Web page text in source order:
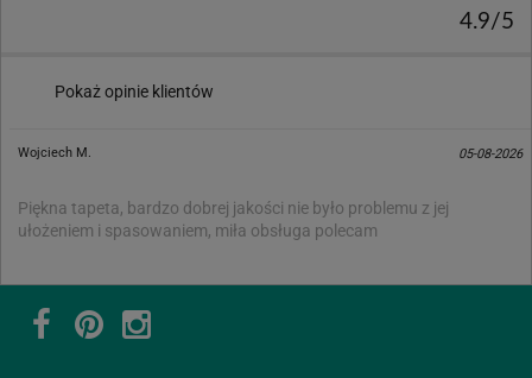
4.9/5
Pokaż opinie klientów
Wojciech M. 05-08-2026
Piękna tapeta, bardzo dobrej jakości nie było problemu z jej
ułożeniem i spasowaniem, miła obsługa polecam